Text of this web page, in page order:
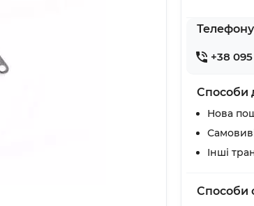
+38
Способи
Нова
Інші
Способи